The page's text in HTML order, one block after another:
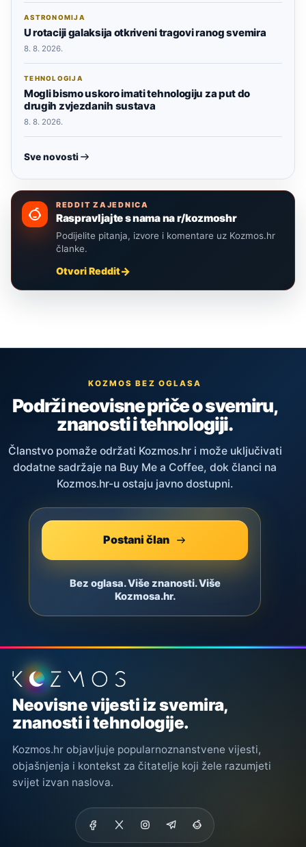
ASTRONOMIJA
U rotaciji galaksija otkriveni tragovi ranog svemira
8. 8. 2026.
TEHNOLOGIJA
Mogli bismo uskoro imati tehnologiju za put do
drugih zvjezdanih sustava
8. 8. 2026.
Sve novosti
REDDIT ZAJEDNICA
Raspravljajte s nama na r/kozmoshr
Podijelite pitanja, izvore i komentare uz Kozmos.hr
članke.
Otvori Reddit
KOZMOS BEZ OGLASA
Podrži neovisne priče o svemiru,
znanosti i tehnologiji.
Članstvo pomaže održati Kozmos.hr i može uključivati
dodatne sadržaje na Buy Me a Coffee, dok članci na
Kozmos.hr-u ostaju javno dostupni.
Postani član
Bez oglasa. Više znanosti. Više
Kozmosa.hr.
Podnožje stranice
Neovisne vijesti iz svemira,
znanosti i tehnologije.
Kozmos.hr objavljuje popularnoznanstvene vijesti,
objašnjenja i kontekst za čitatelje koji žele razumjeti
svijet izvan naslova.